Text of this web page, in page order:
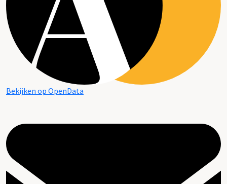
Bekijken op OpenData